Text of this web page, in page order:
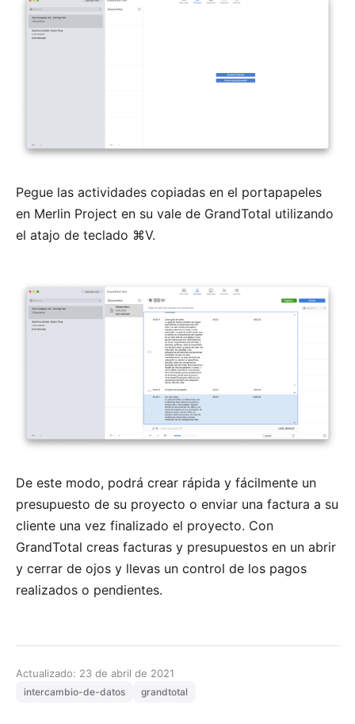
Pegue las actividades copiadas en el portapapeles
en Merlin Project en su vale de GrandTotal utilizando
el atajo de teclado ⌘V.
De este modo, podrá crear rápida y fácilmente un
presupuesto de su proyecto o enviar una factura a su
cliente una vez finalizado el proyecto. Con
GrandTotal creas facturas y presupuestos en un abrir
y cerrar de ojos y llevas un control de los pagos
realizados o pendientes.
Actualizado: 23 de abril de 2021
intercambio-de-datos grandtotal